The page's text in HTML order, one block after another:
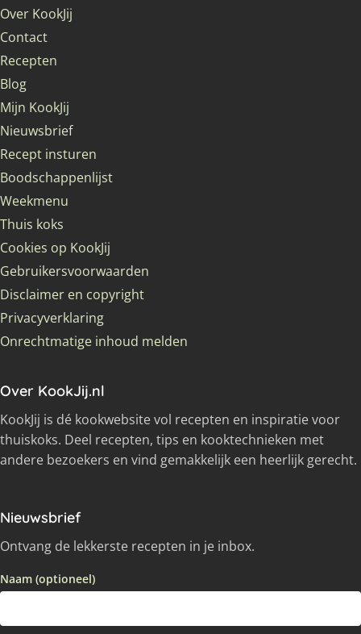
Over KookJij
Contact
Recepten
Blog
Mijn KookJij
Nieuwsbrief
Recept insturen
Boodschappenlijst
Weekmenu
Thuis koks
Cookies op KookJij
Gebruikersvoorwaarden
Disclaimer en copyright
Privacyverklaring
Onrechtmatige inhoud melden
Over KookJij.nl
KookJij is dé kookwebsite vol recepten en inspiratie voor
thuiskoks. Deel recepten, tips en kooktechnieken met
andere bezoekers en vind gemakkelijk een heerlijk gerecht.
Nieuwsbrief
Ontvang de lekkerste recepten in je inbox.
Naam (optioneel)